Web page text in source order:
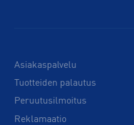
Asiakaspalvelu
Tuotteiden palautus
Peruutusilmoitus
Reklamaatio